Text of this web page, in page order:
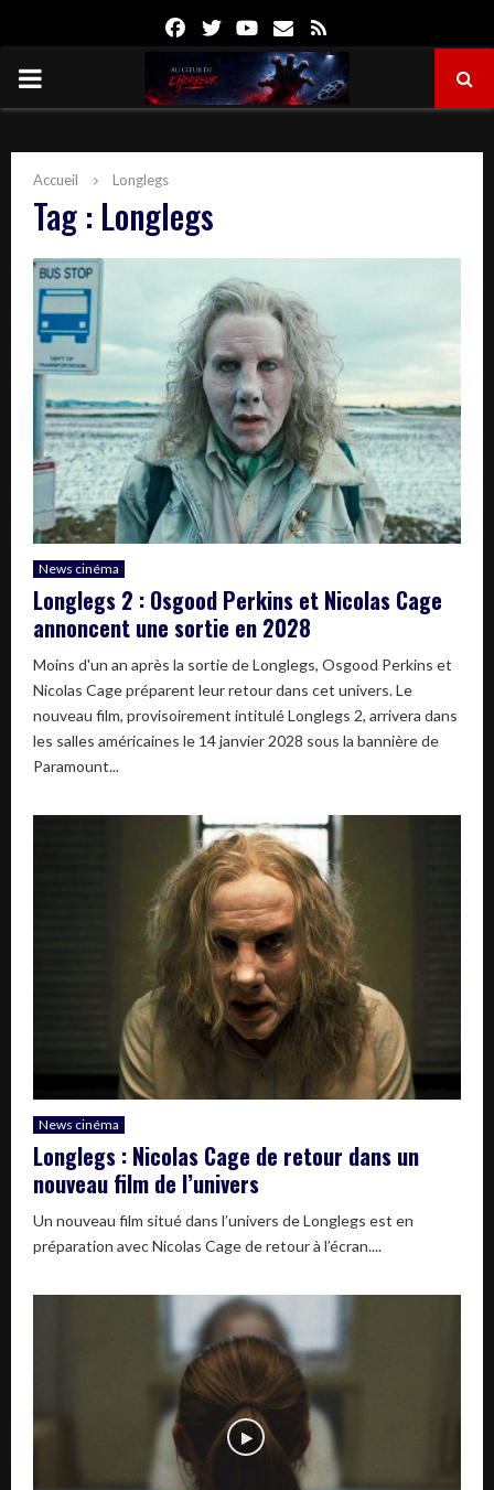
FacebookTwitterYoutube
Email
PRIMARY
Accueil Longlegs
Tag : Longlegs
News cinéma
Longlegs 2 : Osgood Perkins et Nicolas Cage
annoncent une sortie en 2028
Moins d'un an après la sortie de Longlegs, Osgood Perkins et
Nicolas Cage préparent leur retour dans cet univers. Le
nouveau film, provisoirement intitulé Longlegs 2, arrivera dans
les salles américaines le 14 janvier 2028 sous la bannière de
Paramount...
News cinéma
Longlegs : Nicolas Cage de retour dans un
nouveau film de l’univers
Un nouveau film situé dans l’univers de Longlegs est en
préparation avec Nicolas Cage de retour à l’écran....